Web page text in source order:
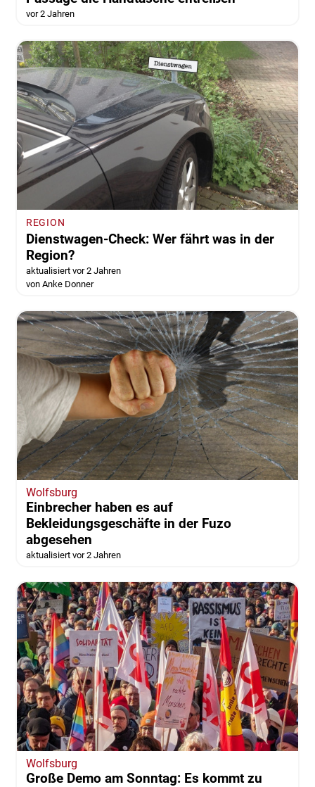
vor 2 Jahren
REGION
Dienstwagen-Check: Wer fährt was in der
Region?
aktualisiert vor 2 Jahren
von Anke Donner
Wolfsburg
Einbrecher haben es auf
Bekleidungsgeschäfte in der Fuzo
abgesehen
aktualisiert vor 2 Jahren
Wolfsburg
Große Demo am Sonntag: Es kommt zu